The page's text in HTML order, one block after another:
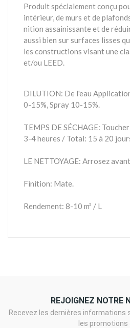
Produit spécialement conçu
intérieur, de murs et de
nition assainissante et de
aussi bien sur surfaces lisses
les constructions visant une
et/ou LEED.
DILUTION: De l'eau
0-15%, Spray 10-15%.
TEMPS DE SÉCHAGE:
3-4 heures / Total: 15 à 20
LE NETTOYAGE: Arrosez
Finition: Mate.
Rendement: 8-10 m² / L
REJOIGNEZ NOTRE
Recevez les dernières informations
les promotions